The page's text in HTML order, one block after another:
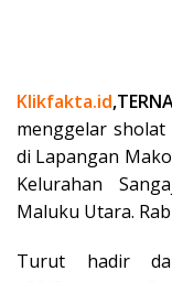
Klikfakta.id
menggelar
di Lapangan
Kelurahan
Maluku Utara.
Turut hadir